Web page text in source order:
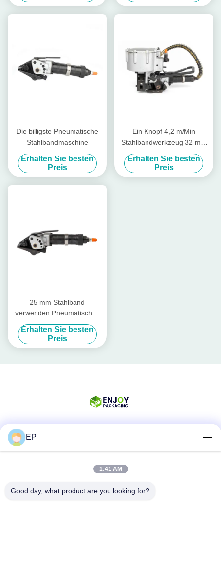
Die billigste Pneumatische
Stahlbandmaschine
Erhalten Sie besten
Preis
Ein Knopf 4,2 m/Min
Stahlbandwerkzeug 32 mm
Band Pneumatische
Stahlbandmaschine
Erhalten Sie besten
Preis
25 mm Stahlband
verwenden Pneumatisches
Gürtel Spannung
Dichtungsgerät Set
Erhalten Sie besten
Preis
Schnelle Kontaktaufnahme
EP
1:41 AM
Good day, what product are you looking for?